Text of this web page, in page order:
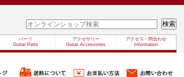
パーツ
Guitar Parts
アクセサリー
Guitar Accessories
アクセス・問合わせ
Information